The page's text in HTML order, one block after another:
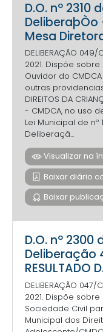
D.O. nº 2310
Mesa
DELIBERAÇÃO 049/
2021. Dispõe
Ouvidor do
outras providencias.
DIREITOS DA
- CMDCA, no uso
Lei Municipal de nº
Deliberaçã...
Visualizar na
Baixar diário
Baixar
D.O. nº 2300
Deliberação
RESULTADO
DELIBERAÇÃO 047/
2021. Dispõe
Sociedade Civil
Municipal dos